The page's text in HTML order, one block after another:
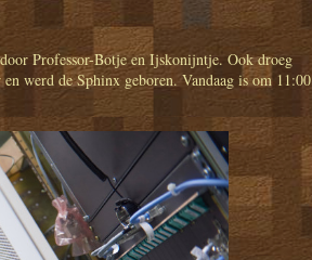
Professor-Botje en Ijskonijntje. Ook droeg
werd de Sphinx geboren. Vandaag is om 11:00